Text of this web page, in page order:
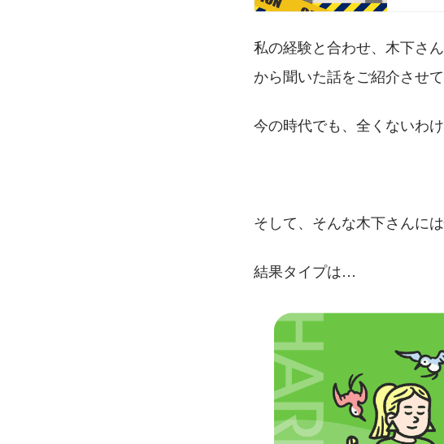
私の経験と合わせ、木下さ
から聞いた話をご紹介させ
今の時代でも、全くないわ
そして、そんな木下さんに
結果タイプは…